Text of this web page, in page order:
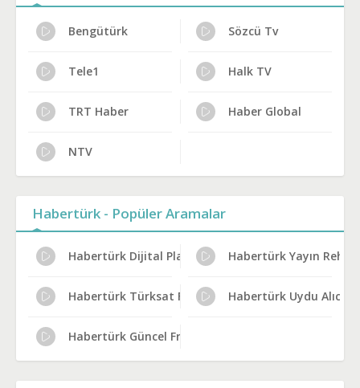
Bengütürk Sözcü Tv
Tele1 Halk TV
TRT Haber Haber Global
NTV
Habertürk - Popüler Aramalar
Habertürk Dijital Platform Kanal NoHabertürk Yayın
Habertürk Türksat Frekans BilgileriHabertürk Uydu Alıcısı
Habertürk Güncel Frekans 2024